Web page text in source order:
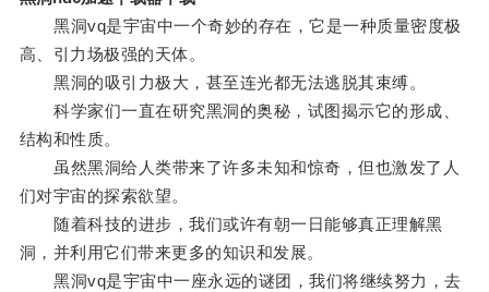
黑洞vq是宇宙中一个奇妙的存在，它是一种质量密度极
高、引力场极强的天体。
黑洞的吸引力极大，甚至连光都无法逃脱其束缚。
科学家们一直在研究黑洞的奥秘，试图揭示它的形成、
结构和性质。
虽然黑洞给人类带来了许多未知和惊奇，但也激发了人
们对宇宙的探索欲望。
随着科技的进步，我们或许有朝一日能够真正理解黑
洞，并利用它们带来更多的知识和发展。
黑洞vq是宇宙中一座永远的谜团，我们将继续努力，去